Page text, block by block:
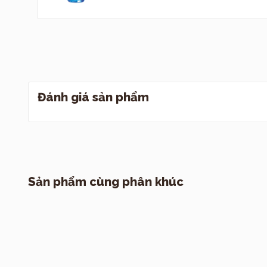
Đánh giá sản phẩm
Sản phẩm cùng phân khúc